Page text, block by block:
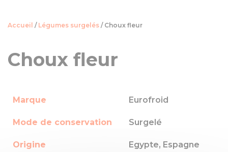
Accueil / Légumes surgelés / Choux fleur
Choux fleur
Marque Eurofroid
Mode de conservation Surgelé
Origine Egypte, Espagne